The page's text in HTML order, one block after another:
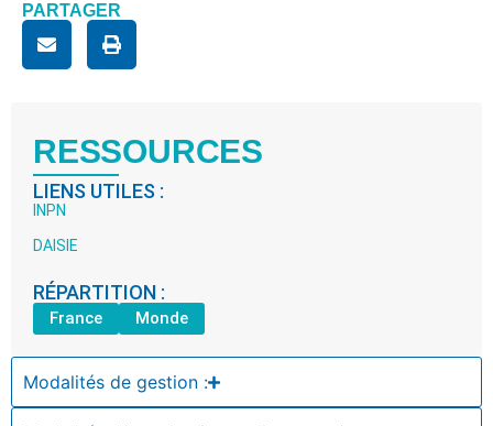
PARTAGER
RESSOURCES
LIENS UTILES :
INPN
DAISIE
RÉPARTITION :
France Monde
Modalités de gestion :